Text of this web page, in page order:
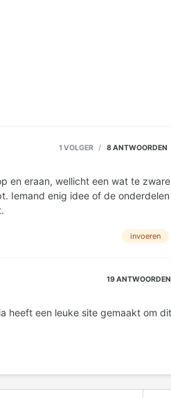
1 VOLGER 8ANTWOORDEN
invoeren
19ANTWOORDEN